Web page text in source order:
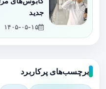
جدید
۱۴۰۵-۰۵-۱۵
برچسب‌های پرکاربرد